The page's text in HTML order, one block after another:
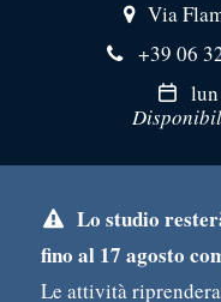
Via
+39 06
Lo studio
fino al 17 agosto
Le attività